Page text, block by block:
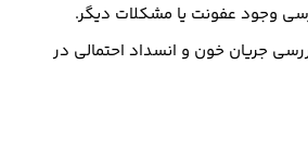
وجود عفونت یا مشکلات دیگر.
جریان خون و انسداد احتمالی در